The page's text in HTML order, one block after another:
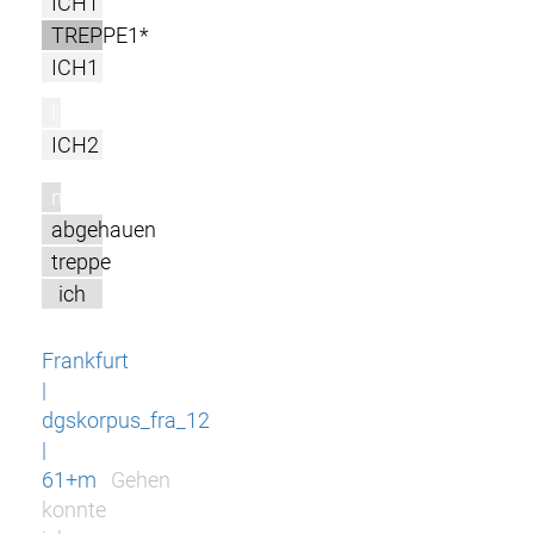
TREPPE1*
ICH1
ICH2
m
abgehauen
treppe
ich
Frankfurt
|
dgskorpus_fra_12
|
61+m
Gehen
konnte